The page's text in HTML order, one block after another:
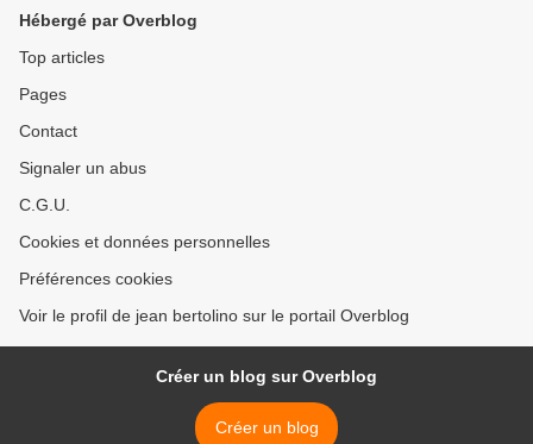
Hébergé par Overblog
Top articles
Pages
Contact
Signaler un abus
C.G.U.
Cookies et données personnelles
Préférences cookies
Voir le profil de jean bertolino sur le portail Overblog
Créer un blog sur Overblog
Créer un blog